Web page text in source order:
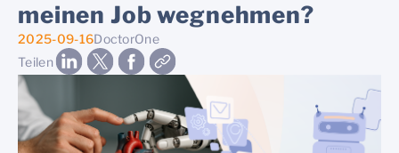
meinen Job wegnehmen?
2025-09-16DoctorOne
Teilen